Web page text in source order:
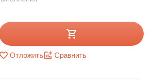
Отложить Сравнить